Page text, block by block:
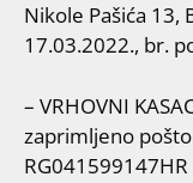
Nikole Pašića
17.03.2022., br.
– VRHOVNI
zaprimljeno
RG041599147HR